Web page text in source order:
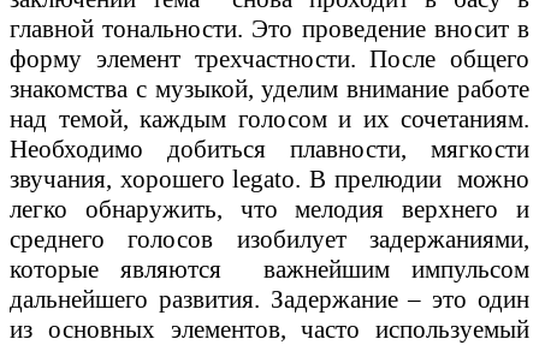
главной тональности. Это проведение вносит в
форму элемент трехчастности. После общего
знакомства с музыкой, уделим внимание работе
над темой, каждым голосом и их сочетаниям.
Необходимо добиться плавности, мягкости
звучания, хорошего legato. В прелюдии можно
легко обнаружить, что мелодия верхнего и
среднего голосов изобилует задержаниями,
которые являются важнейшим импульсом
дальнейшего развития. Задержание – это один
из основных элементов, часто используемый